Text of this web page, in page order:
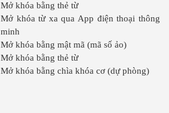
Mở khóa bằng thẻ từ
Mở khóa từ xa qua App điện thoại thông
minh
Mở khóa bằng mật mã (mã số ảo)
Mở khóa bằng thẻ từ
Mở khóa bằng chìa khóa cơ (dự phòng)